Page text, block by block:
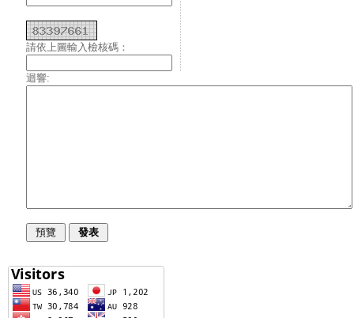
請依上圖輸入檢核碼：
迴響: